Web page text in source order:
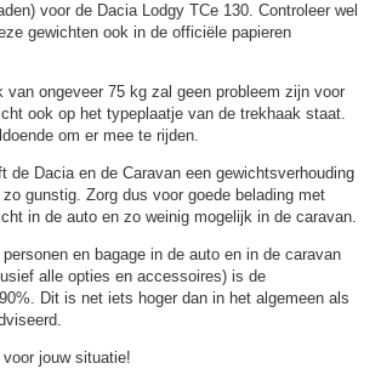
voor de Dacia Lodgy TCe 130. Controleer wel
gewichten ook in de officiële papieren
van ongeveer 75 kg zal geen probleem zijn voor
ook op het typeplaatje van de trekhaak staat.
om er mee te rijden.
de Dacia en de Caravan een gewichtsverhouding
gunstig. Zorg dus voor goede belading met
in de auto en zo weinig mogelijk in de caravan.
en bagage in de auto en in de caravan
alle opties en accessoires) is de
Dit is net iets hoger dan in het algemeen als
jouw situatie!